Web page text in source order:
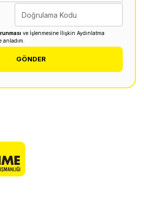
Doğrulama Kodu
ve İşlenmesine İlişkin Aydınlatma
GÖNDER